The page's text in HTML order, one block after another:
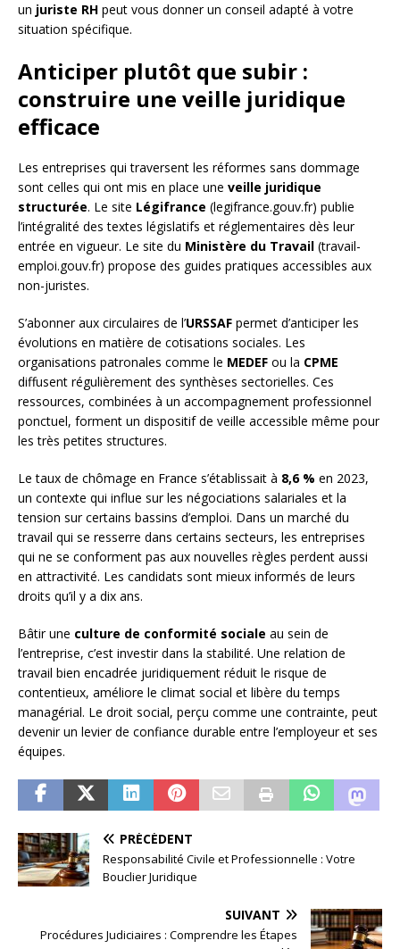
un juriste RH peut vous donner un conseil adapté à votre
situation spécifique.
Anticiper plutôt que subir :
construire une veille juridique
efficace
Les entreprises qui traversent les réformes sans dommage
sont celles qui ont mis en place une veille juridique
structurée. Le site Légifrance (legifrance.gouv.fr) publie
l’intégralité des textes législatifs et réglementaires dès leur
entrée en vigueur. Le site du Ministère du Travail (travail-
emploi.gouv.fr) propose des guides pratiques accessibles aux
non-juristes.
S’abonner aux circulaires de l’URSSAF permet d’anticiper les
évolutions en matière de cotisations sociales. Les
organisations patronales comme le MEDEF ou la CPME
diffusent régulièrement des synthèses sectorielles. Ces
ressources, combinées à un accompagnement professionnel
ponctuel, forment un dispositif de veille accessible même pour
les très petites structures.
Le taux de chômage en France s’établissait à 8,6 % en 2023,
un contexte qui influe sur les négociations salariales et la
tension sur certains bassins d’emploi. Dans un marché du
travail qui se resserre dans certains secteurs, les entreprises
qui ne se conforment pas aux nouvelles règles perdent aussi
en attractivité. Les candidats sont mieux informés de leurs
droits qu’il y a dix ans.
Bâtir une culture de conformité sociale au sein de
l’entreprise, c’est investir dans la stabilité. Une relation de
travail bien encadrée juridiquement réduit le risque de
contentieux, améliore le climat social et libère du temps
managérial. Le droit social, perçu comme une contrainte, peut
devenir un levier de confiance durable entre l’employeur et ses
équipes.
PRÉCÉDENT
Responsabilité Civile et Professionnelle : Votre
Bouclier Juridique
SUIVANT
Procédures Judiciaires : Comprendre les Étapes